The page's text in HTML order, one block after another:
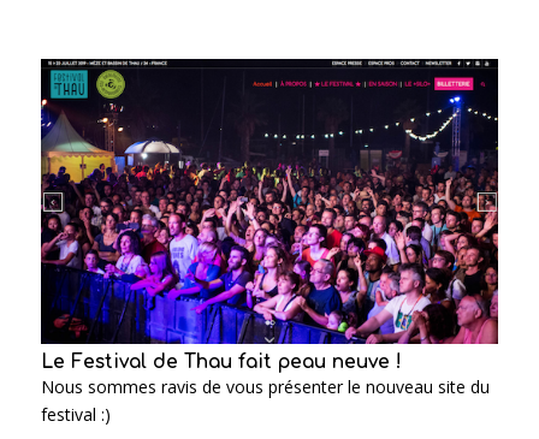
Le Festival de Thau fait peau neuve !
Nous sommes ravis de vous présenter le nouveau site du
festival :)